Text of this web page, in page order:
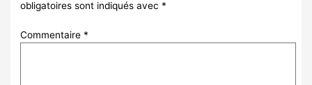
obligatoires sont indiqués avec *
Commentaire *